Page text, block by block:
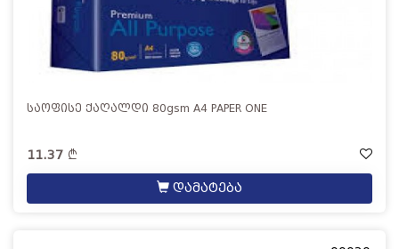
საოფისე ქაღალდი 80gsm A4 PAPER ONE
11.37
დამატება